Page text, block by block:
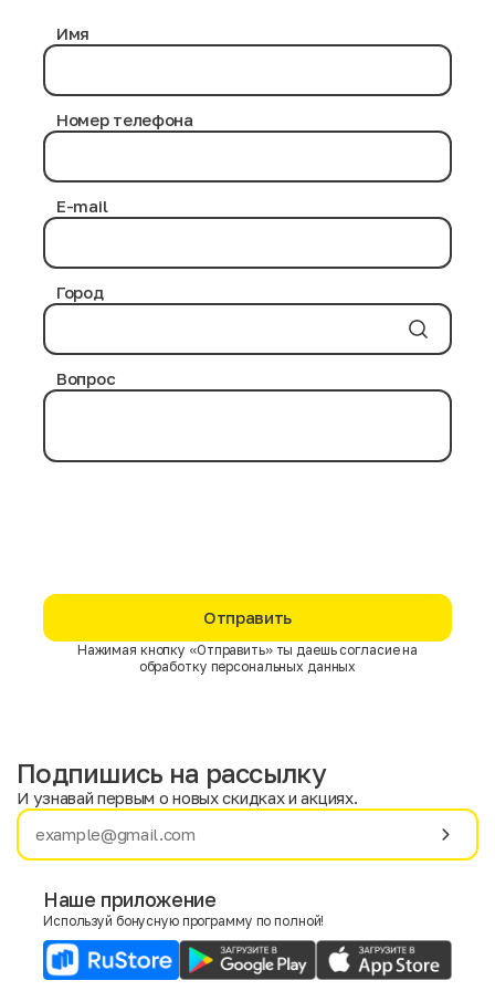
Имя
Номер телефона
E-mail
Город
Вопрос
Отправить
Нажимая кнопку «Отправить» ты даешь согласие на
обработку персональных данных
Имя
E-mail
Подпишись на рассылку
И узнавай первым о новых скидках и акциях.
Наше приложение
Используй бонусную программу по полной!